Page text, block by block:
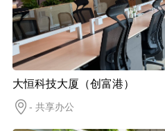
大恒科技大厦（创富港）
- 共享办公